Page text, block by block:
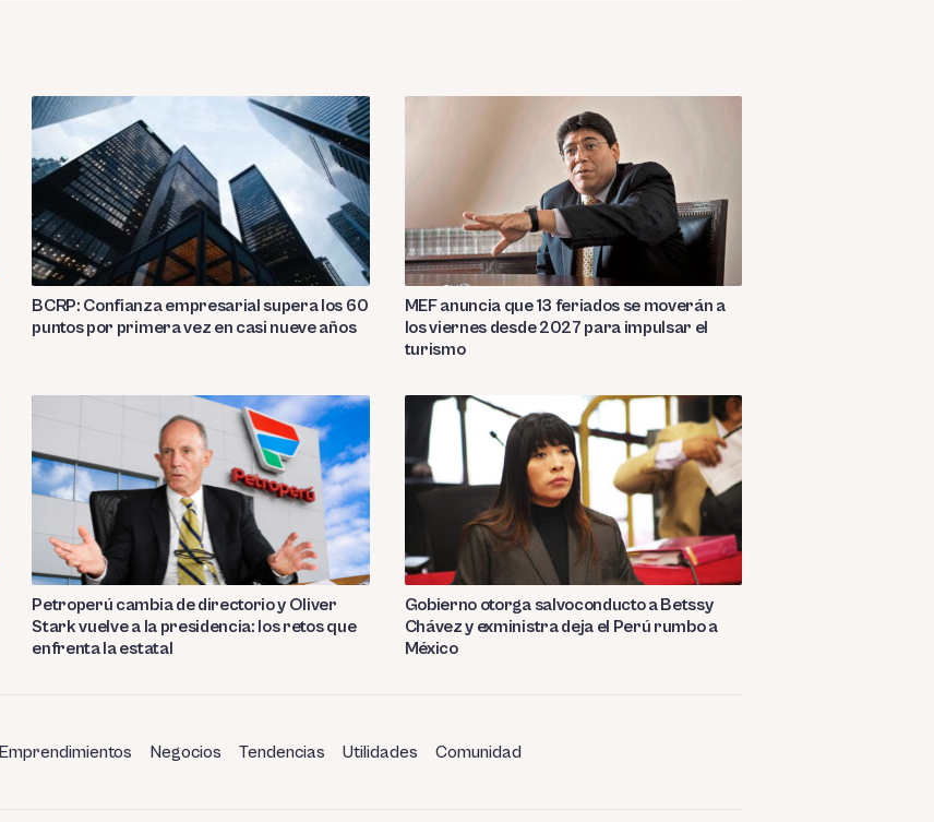
BCRP: Confianza empresarial supera los 60
puntos por primera vez en casi nueve años
MEF anuncia que 13 feriados se moverán a
los viernes desde 2027 para impulsar el
turismo
Petroperú cambia de directorio y Oliver
Stark vuelve a la presidencia: los retos que
enfrenta la estatal
Gobierno otorga salvoconducto a Betssy
Chávez y exministra deja el Perú rumbo a
México
Emprendimientos Negocios Tendencias Utilidades Comunidad